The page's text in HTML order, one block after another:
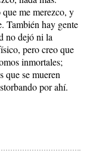
me merezco, y
También hay gente
no dejó ni la
pero creo que
inmortales;
que se mueren
por ahí.